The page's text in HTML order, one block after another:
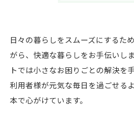
日々の暮らしをスムーズにするた
がら、快適な暮らしをお手伝いし
トでは小さなお困りごとの解決を
利用者様が元気な毎日を過ごせる
本で心がけています。